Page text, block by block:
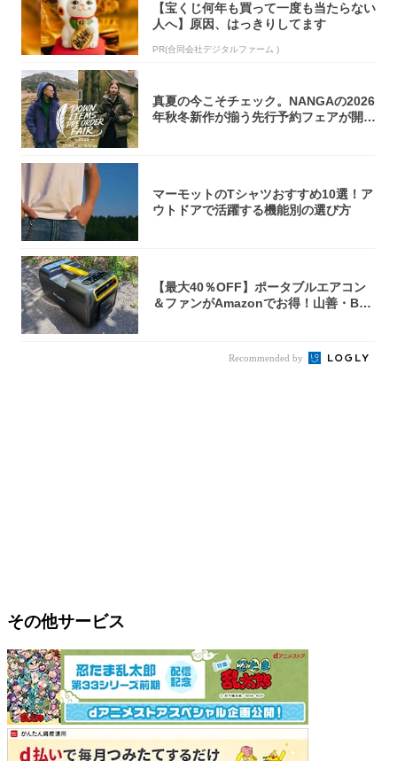
【宝くじ何年も買って一度も当たらない
人へ】原因、はっきりしてます
PR(合同会社デジタルファーム )
真夏の今こそチェック。NANGAの2026
年秋冬新作が揃う先行予約フェアが開催
マーモットのTシャツおすすめ10選！ア
ウトドアで活躍する機能別の選び方
【最大40％OFF】ポータブルエアコン
＆ファンがAmazonでお得！山善・Bo
Recommended by
その他サービス